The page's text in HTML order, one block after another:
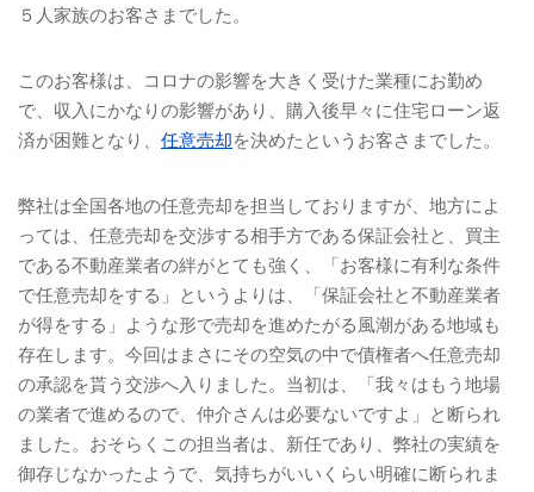
５人家族のお客さまでした。
このお客様は、コロナの影響を大きく受けた業種にお勤め
で、収入にかなりの影響があり、購入後早々に住宅ローン返
済が困難となり、 任意売却を決めたというお客さまでした。
弊社は全国各地の任意売却を担当しておりますが、地方によ
っては、任意売却を交渉する相手方である保証会社と、買主
である不動産業者の絆がとても強く、「お客様に有利な条件
で任意売却をする」というよりは、「保証会社と不動産業者
が得をする」ような形で売却を進めたがる風潮がある地域も
存在します。今回はまさにその空気の中で債権者へ任意売却
の承認を貰う交渉へ入りました。当初は、「我々はもう地場
の業者で進めるので、仲介さんは必要ないですよ」と断られ
ました。おそらくこの担当者は、新任であり、弊社の実績を
御存じなかったようで、気持ちがいいくらい明確に断られま